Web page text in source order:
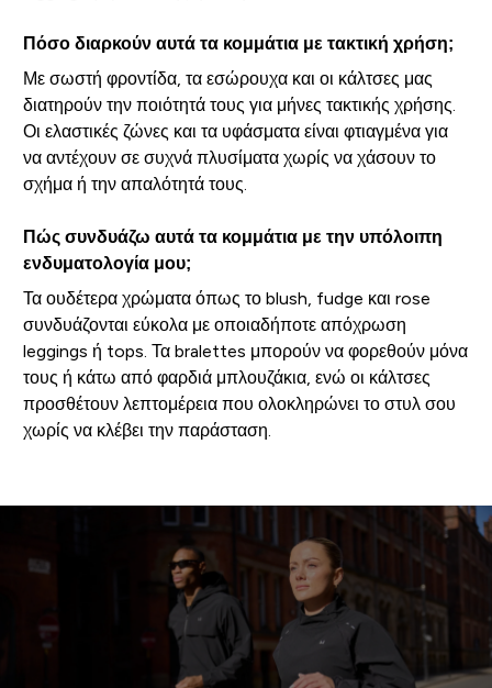
Πόσο διαρκούν αυτά τα κομμάτια με τακτική χρήση;
Με σωστή φροντίδα, τα εσώρουχα και οι κάλτσες μας
διατηρούν την ποιότητά τους για μήνες τακτικής χρήσης.
Οι ελαστικές ζώνες και τα υφάσματα είναι φτιαγμένα για
να αντέχουν σε συχνά πλυσίματα χωρίς να χάσουν το
σχήμα ή την απαλότητά τους.
Πώς συνδυάζω αυτά τα κομμάτια με την υπόλοιπη
ενδυματολογία μου;
Τα ουδέτερα χρώματα όπως το blush, fudge και rose
συνδυάζονται εύκολα με οποιαδήποτε απόχρωση
leggings ή tops. Τα bralettes μπορούν να φορεθούν μόνα
τους ή κάτω από φαρδιά μπλουζάκια, ενώ οι κάλτσες
προσθέτουν λεπτομέρεια που ολοκληρώνει το στυλ σου
χωρίς να κλέβει την παράσταση.